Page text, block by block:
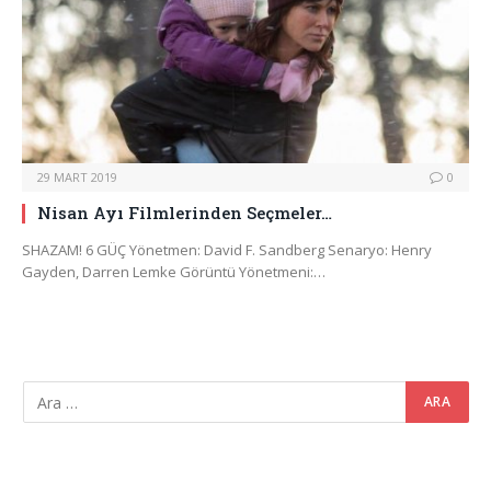
29 MART 2019 0
Nisan Ayı Filmlerinden Seçmeler…
SHAZAM! 6 GÜÇ Yönetmen: David F. Sandberg Senaryo: Henry
Gayden, Darren Lemke Görüntü Yönetmeni:…